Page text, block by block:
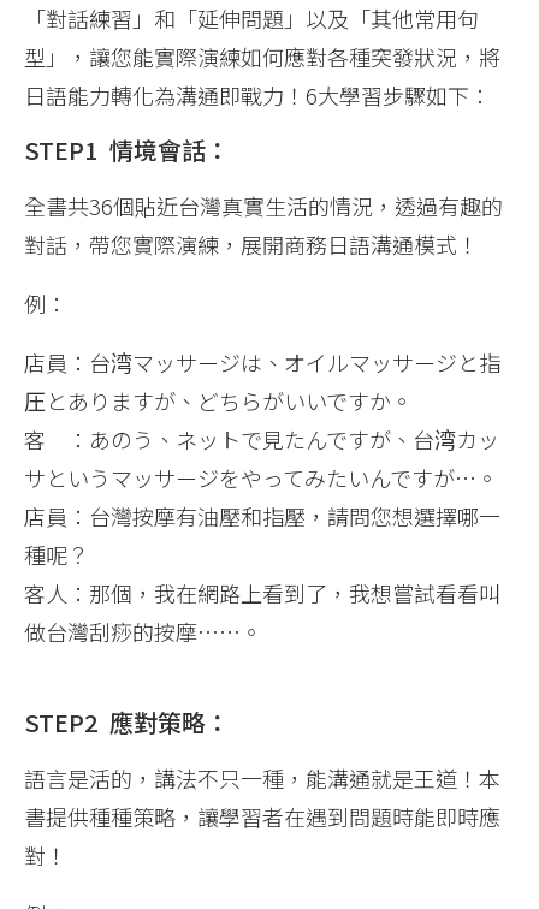
「對話練習」和「延伸問題」以及「其他常用句
型」，讓您能實際演練如何應對各種突發狀況，將
日語能力轉化為溝通即戰力！6大學習步驟如下：
STEP1 情境會話：
全書共36個貼近台灣真實生活的情況，透過有趣的
對話，帶您實際演練，展開商務日語溝通模式！
例：
店員：台湾マッサージは、オイルマッサージと指
圧とありますが、どちらがいいですか。
客 ：あのう、ネットで見たんですが、台湾カッ
サというマッサージをやってみたいんですが…。
店員：台灣按摩有油壓和指壓，請問您想選擇哪一
種呢？
客人：那個，我在網路上看到了，我想嘗試看看叫
做台灣刮痧的按摩……。
STEP2 應對策略：
語言是活的，講法不只一種，能溝通就是王道！本
書提供種種策略，讓學習者在遇到問題時能即時應
對！